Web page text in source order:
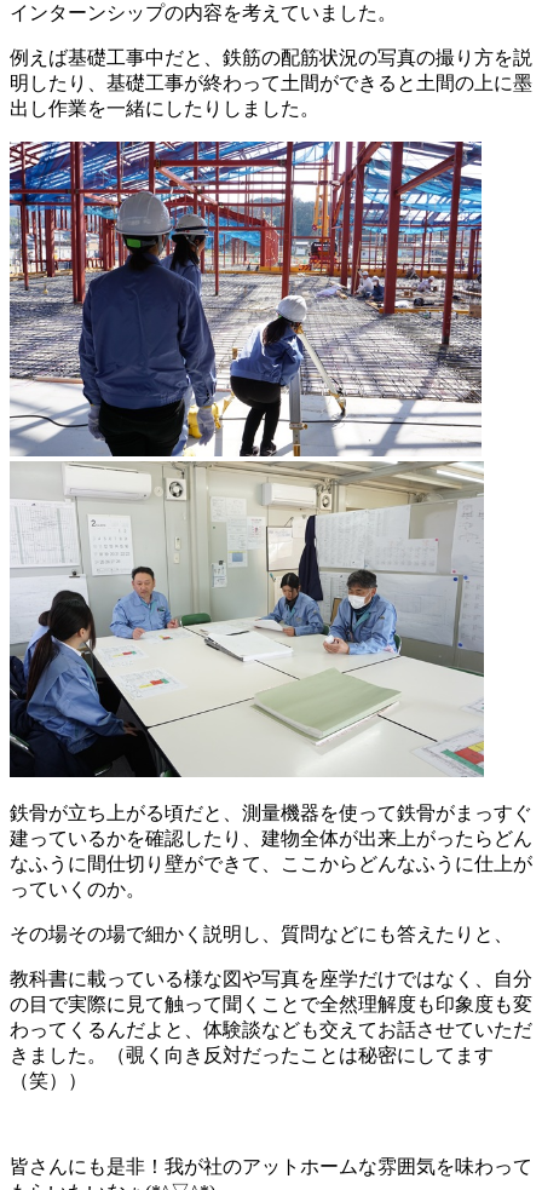
インターンシップの内容を考えていました。
例えば基礎工事中だと、鉄筋の配筋状況の写真の撮り方を説
明したり、基礎工事が終わって土間ができると土間の上に墨
出し作業を一緒にしたりしました。
鉄骨が立ち上がる頃だと、測量機器を使って鉄骨がまっすぐ
建っているかを確認したり、建物全体が出来上がったらどん
なふうに間仕切り壁ができて、ここからどんなふうに仕上が
っていくのか。
その場その場で細かく説明し、質問などにも答えたりと、
教科書に載っている様な図や写真を座学だけではなく、自分
の目で実際に見て触って聞くことで全然理解度も印象度も変
わってくるんだよと、体験談なども交えてお話させていただ
きました。（覗く向き反対だったことは秘密にしてます
（笑））
皆さんにも是非！我が社のアットホームな雰囲気を味わって